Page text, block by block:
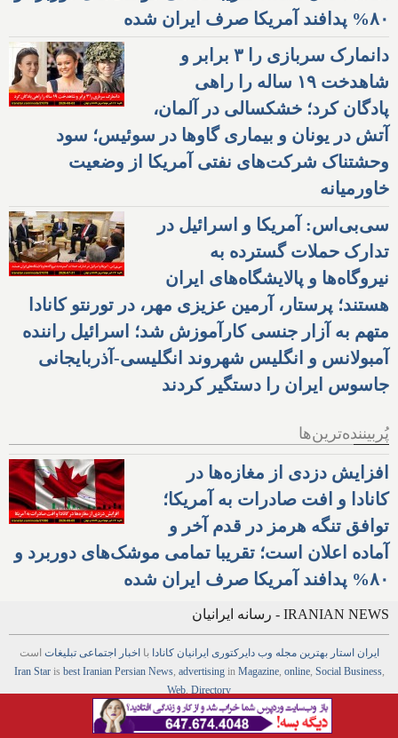
۸۰% پدافند آمریکا صرف ایران شده
دانمارک سربازی را ۳ برابر و
شاهدخت ۱۹ ساله را راهی
پادگان کرد؛ خشکسالی در آلمان،
آتش در یونان و بیماری گاوها در سوئیس؛ سود
وحشتناک شرکت‌های نفتی آمریکا از وضعیت
خاورمیانه
سی‌بی‌اس: آمریکا و اسرائیل در
تدارک حملات گسترده به
نیروگاه‌ها و پالایشگاه‌های ایران
هستند؛ پرستار، آرمین عزیزی مهر، در تورنتو کانادا
متهم به آزار جنسی کارآموزش شد؛ اسرائیل راننده
آمبولانس و انگلیس شهروند انگلیسی-آذربایجانی
جاسوس ایران را دستگیر کردند
پُربیننده‌ترین‌ها
افزایش دزدی از مغازه‌ها در
کانادا و افت صادرات به آمریکا؛
توافق تنگه هرمز در قدم آخر و
آماده اعلان است؛ تقریبا تمامی موشک‌های دوربرد و
۸۰% پدافند آمریکا صرف ایران شده
IRANIAN NEWS - رسانه ایرانیان
ایران استار بهترین مجله وب دایرکتوری ایرانیان کانادا بااخبار اجتماعی تبلیغات است
Iran Staris best Iranian Persian News, advertisingin Magazine, online, Social Business,
Web Directory